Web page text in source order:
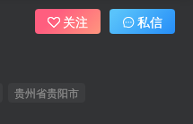
贵州省贵阳市
关注 私信